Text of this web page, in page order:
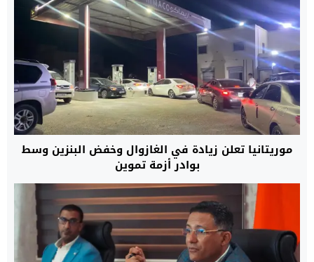
موريتانيا تعلن زيادة في الغازوال وخفض البنزين وسط
بوادر أزمة تموين